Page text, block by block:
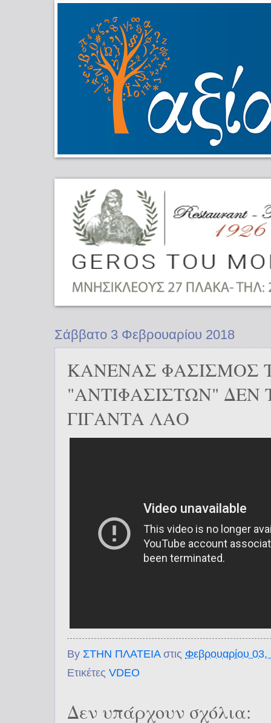
Σάββατο 3 Φεβρουαρίου 2018
ΚΑΝΕΝΑΣ ΦΑΣΙΣΜΟΣ
"ΑΝΤΙΦΑΣΙΣΤΩΝ" ΔΕΝ
ΓΙΓΑΝΤΑ ΛΑΟ
By ΣΤΗΝ ΠΛΑΤΕΙΑ στις Φεβρουαρίου 03,
Ετικέτες VDEO
Δεν υπάρχουν σχόλια: